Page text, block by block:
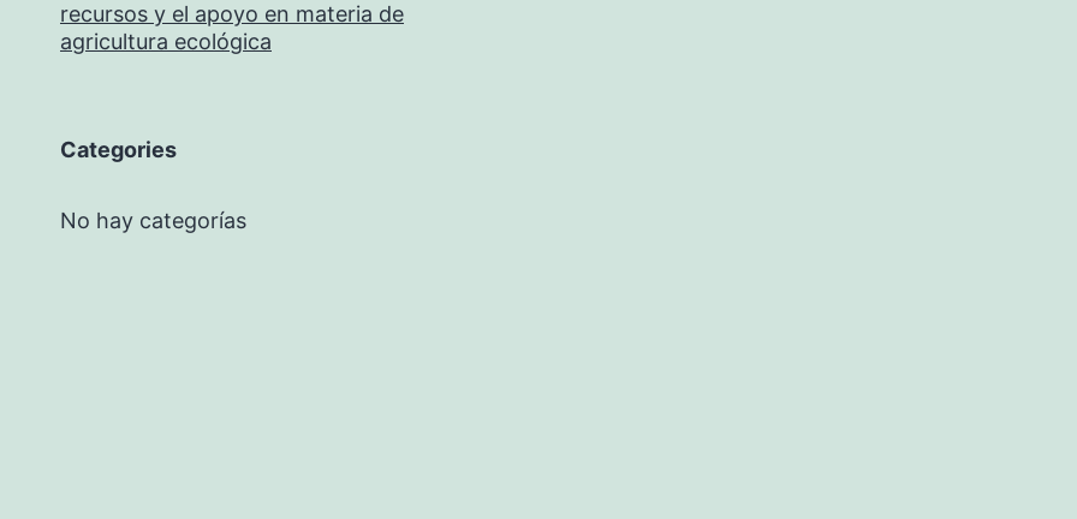
recursos y el apoyo en materia de
agricultura ecológica
Categories
No hay categorías